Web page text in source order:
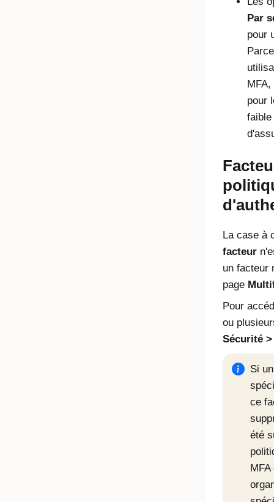
Par
pour
pour
La case à
facteur
un facteur
page
Pour
ou
Sécurité
Si
ce
été